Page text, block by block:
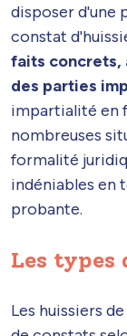
disposer d'une
constat
faits concrets,
des parties
impartialité en
nombreuses
formalité
indéniables en
probante.
Les types
Les huissiers